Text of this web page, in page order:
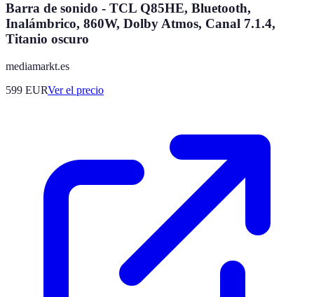
Barra de sonido - TCL Q85HE, Bluetooth,
Inalámbrico, 860W, Dolby Atmos, Canal 7.1.4,
Titanio oscuro
mediamarkt.es
599 EURVer el precio